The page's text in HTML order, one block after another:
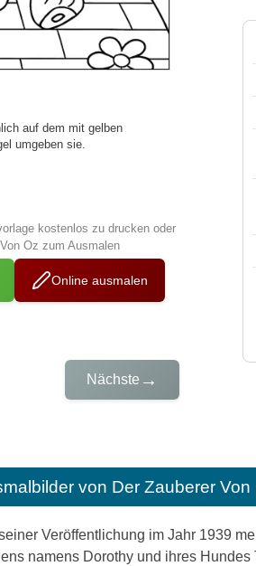
auf dem mit gelben
umgeben sie.
kostenlos zu drucken oder
Oz zum Ausmalen
Online ausmalen
Nächste →
von Der Zauberer
Veröffentlichung im Jahr 1939
namens Dorothy und ihres